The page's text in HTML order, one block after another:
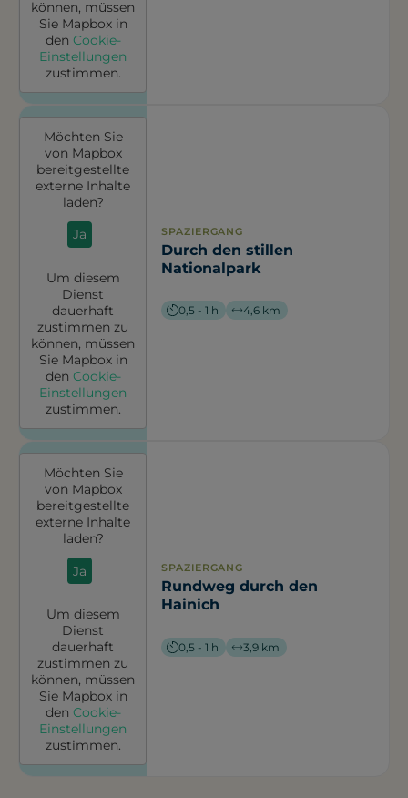
können, müssen
Sie Mapboxin
den Cookie-
Einstellungen
zustimmen.
Möchten Sie
von Mapbox
bereitgestellte
externe Inhalte
laden?
Ja
Um diesem
Dienst
dauerhaft
zustimmen zu
können, müssen
Sie Mapboxin
den Cookie-
Einstellungen
zustimmen.
SPAZIERGANG
Durch den stillen
Nationalpark
0,5 - 1 h 4,6 km
Möchten Sie
von Mapbox
bereitgestellte
externe Inhalte
laden?
Ja
Um diesem
Dienst
dauerhaft
zustimmen zu
können, müssen
Sie Mapboxin
den Cookie-
Einstellungen
zustimmen.
SPAZIERGANG
Rundweg durch den
Hainich
0,5 - 1 h 3,9 km